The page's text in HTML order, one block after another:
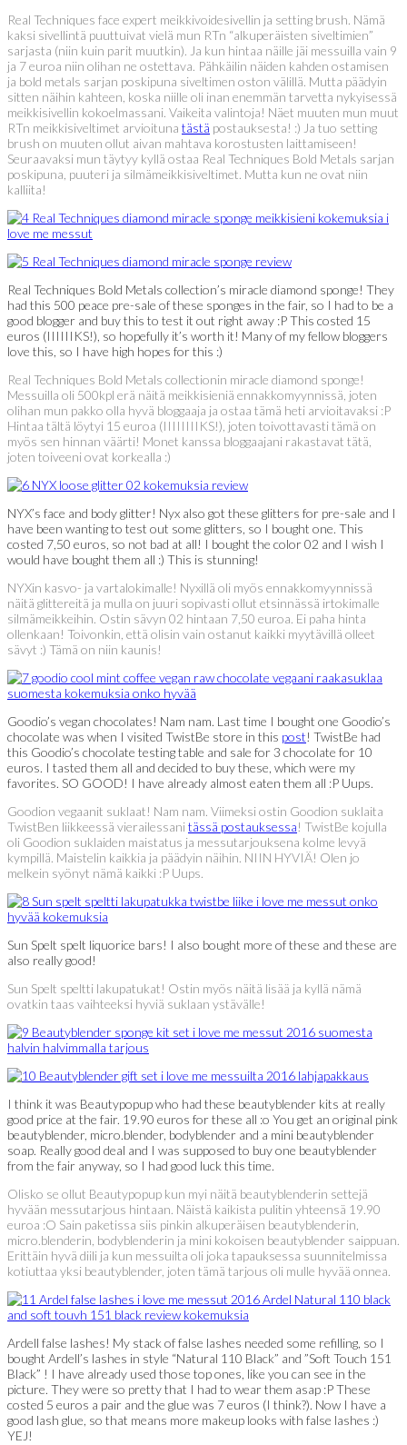
Real Techniques face expert meikkivoidesivellin ja setting brush. Nämä
kaksi sivellintä puuttuivat vielä mun RTn “alkuperäisten siveltimien”
sarjasta (niin kuin parit muutkin). Ja kun hintaa näille jäi messuilla vain 9
ja 7 euroa niin olihan ne ostettava. Pähkäilin näiden kahden ostamisen
ja bold metals sarjan poskipuna siveltimen oston välillä. Mutta päädyin
sitten näihin kahteen, koska niille oli inan enemmän tarvetta nykyisessä
meikkisivellin kokoelmassani. Vaikeita valintoja! Näet muuten mun muut
RTn meikkisiveltimet arvioituna tästä postauksesta! :) Ja tuo setting
brush on muuten ollut aivan mahtava korostusten laittamiseen!
Seuraavaksi mun täytyy kyllä ostaa Real Techniques Bold Metals sarjan
poskipuna, puuteri ja silmämeikkisiveltimet. Mutta kun ne ovat niin
kalliita!
Real Techniques Bold Metals collection’s miracle diamond sponge! They
had this 500 peace pre-sale of these sponges in the fair, so I had to be a
good blogger and buy this to test it out right away :P This costed 15
euros (IIIIIIKS!), so hopefully it’s worth it! Many of my fellow bloggers
love this, so I have high hopes for this :)
Real Techniques Bold Metals collectionin miracle diamond sponge!
Messuilla oli 500kpl erä näitä meikkisieniä ennakkomyynnissä, joten
olihan mun pakko olla hyvä bloggaaja ja ostaa tämä heti arvioitavaksi :P
Hintaa tältä löytyi 15 euroa (IIIIIIIIKS!), joten toivottavasti tämä on
myös sen hinnan väärti! Monet kanssa bloggaajani rakastavat tätä,
joten toiveeni ovat korkealla :)
NYX’s face and body glitter! Nyx also got these glitters for pre-sale and I
have been wanting to test out some glitters, so I bought one. This
costed 7,50 euros, so not bad at all! I bought the color 02 and I wish I
would have bought them all :) This is stunning!
NYXin kasvo- ja vartalokimalle! Nyxillä oli myös ennakkomyynnissä
näitä glittereitä ja mulla on juuri sopivasti ollut etsinnässä irtokimalle
silmämeikkeihin. Ostin sävyn 02 hintaan 7,50 euroa. Ei paha hinta
ollenkaan! Toivonkin, että olisin vain ostanut kaikki myytävillä olleet
sävyt :) Tämä on niin kaunis!
Goodio’s vegan chocolates! Nam nam. Last time I bought one Goodio’s
chocolate was when I visited TwistBe store in this post! TwistBe had
this Goodio’s chocolate testing table and sale for 3 chocolate for 10
euros. I tasted them all and decided to buy these, which were my
favorites. SO GOOD! I have already almost eaten them all :P Uups.
Goodion vegaanit suklaat! Nam nam. Viimeksi ostin Goodion suklaita
TwistBen liikkeessä vierailessani tässä postauksessa! TwistBe kojulla
oli Goodion suklaiden maistatus ja messutarjouksena kolme levyä
kympillä. Maistelin kaikkia ja päädyin näihin. NIIN HYVIÄ! Olen jo
melkein syönyt nämä kaikki :P Uups.
Sun Spelt spelt liquorice bars! I also bought more of these and these are
also really good!
Sun Spelt speltti lakupatukat! Ostin myös näitä lisää ja kyllä nämä
ovatkin taas vaihteeksi hyviä suklaan ystävälle!
I think it was Beautypopup who had these beautyblender kits at really
good price at the fair. 19.90 euros for these all :o You get an original pink
beautyblender, micro.blender, bodyblender and a mini beautyblender
soap. Really good deal and I was supposed to buy one beautyblender
from the fair anyway, so I had good luck this time.
Olisko se ollut Beautypopup kun myi näitä beautyblenderin settejä
hyvään messutarjous hintaan. Näistä kaikista pulitin yhteensä 19.90
euroa :O Sain paketissa siis pinkin alkuperäisen beautyblenderin,
micro.blenderin, bodyblenderin ja mini kokoisen beautyblender saippuan.
Erittäin hyvä diili ja kun messuilta oli joka tapauksessa suunnitelmissa
kotiuttaa yksi beautyblender, joten tämä tarjous oli mulle hyvää onnea.
Ardell false lashes! My stack of false lashes needed some refilling, so I
bought Ardell’s lashes in style “Natural 110 Black” and ”Soft Touch 151
Black” ! I have already used those top ones, like you can see in the
picture. They were so pretty that I had to wear them asap :P These
costed 5 euros a pair and the glue was 7 euros (I think?). Now I have a
good lash glue, so that means more makeup looks with false lashes :)
YEJ!